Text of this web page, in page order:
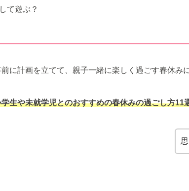
て遊ぶ？
に計画を立てて、親子一緒に楽しく過ごす春休み
生や未就学児とのおすすめの春休みの過ごし方11